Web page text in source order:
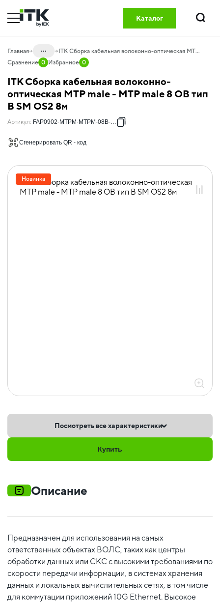
Каталог
Поиск
Главная ...
20.04 Оптический кабель и
компоненты
сборки GREEN
сборки OS2
ITK Сборка кабельная волоконно-оптическая MTP male - MTP male 8 ОВ тип B SM OS2 8м
Сравнение 0 Избранное 0
ITK Сборка кабельная волоконно-
оптическая MTP male - MTP male 8 ОВ тип
B SM OS2 8м
Новинка
Артикул: FAP0902-MTPM-MTPM-08B-008
Сгенерировать QR - код
Посмотреть все характеристики
Купить
Описание
Предназначен для использования на самых
ответственных объектах ВОЛС, таких как центры
обработки данных или СКС с высокими требованиями по
скорости передачи информации, в системах хранения
данных и локальных вычислительных сетях, в том числе
для коммутации приложений 10G Ethernet. Высокое